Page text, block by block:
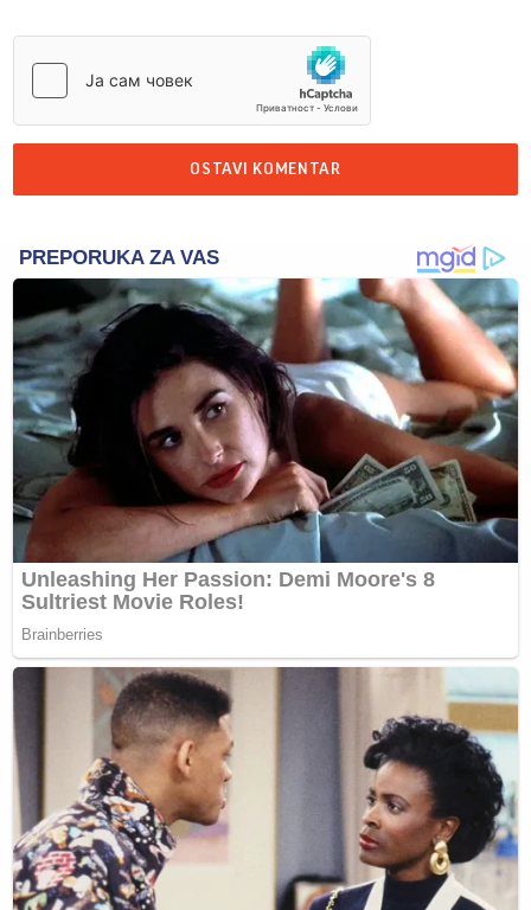
OSTAVI KOMENTAR